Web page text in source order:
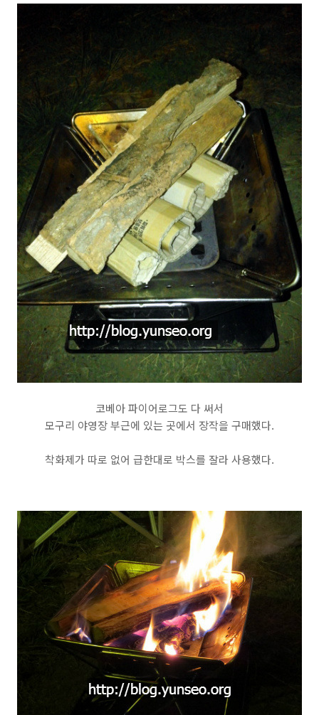
코베아 파이어로그도 다 써서
모구리 야영장 부근에 있는 곳에서 장작을 구매했다.
착화제가 따로 없어 급한대로 박스를 잘라 사용했다.